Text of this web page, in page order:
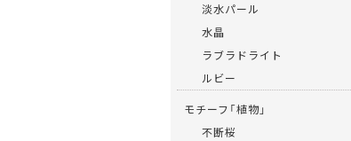
淡水パール
水晶
ラブラドライト
ルビー
モチーフ「植物」
不断桜